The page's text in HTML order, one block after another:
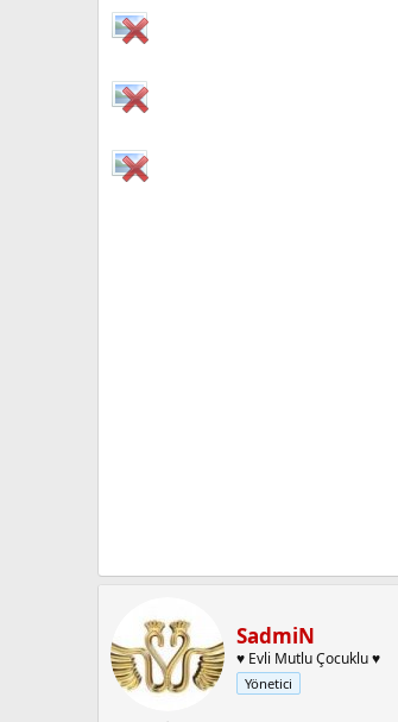
SadmiN
♥ Evli Mutlu Çocuklu ♥
Yönetici